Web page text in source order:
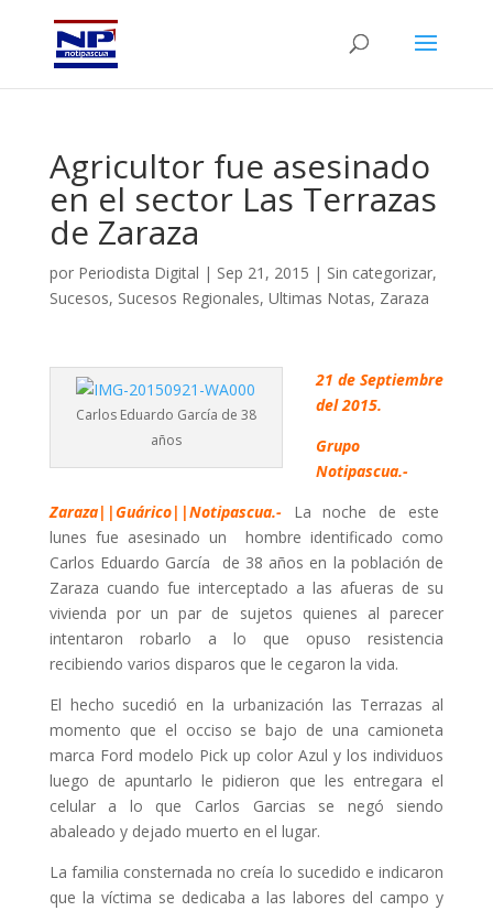
Agricultor fue asesinado
en el sector Las Terrazas
de Zaraza
por Periodista Digital | Sep 21, 2015 | Sin categorizar,
Sucesos, Sucesos Regionales, Ultimas Notas, Zaraza
Carlos Eduardo García de 38
años
21 de Septiembre
del 2015.
Grupo
Notipascua.-
Zaraza||Guárico||Notipascua.-La noche de este
lunes fue asesinado un hombre identificado como
Carlos Eduardo García de 38 años en la población de
Zaraza cuando fue interceptado a las afueras de su
vivienda por un par de sujetos quienes al parecer
intentaron robarlo a lo que opuso resistencia
recibiendo varios disparos que le cegaron la vida.
El hecho sucedió en la urbanización las Terrazas al
momento que el occiso se bajo de una camioneta
marca Ford modelo Pick up color Azul y los individuos
luego de apuntarlo le pidieron que les entregara el
celular a lo que Carlos Garcias se negó siendo
abaleado y dejado muerto en el lugar.
La familia consternada no creía lo sucedido e indicaron
que la víctima se dedicaba a las labores del campo y